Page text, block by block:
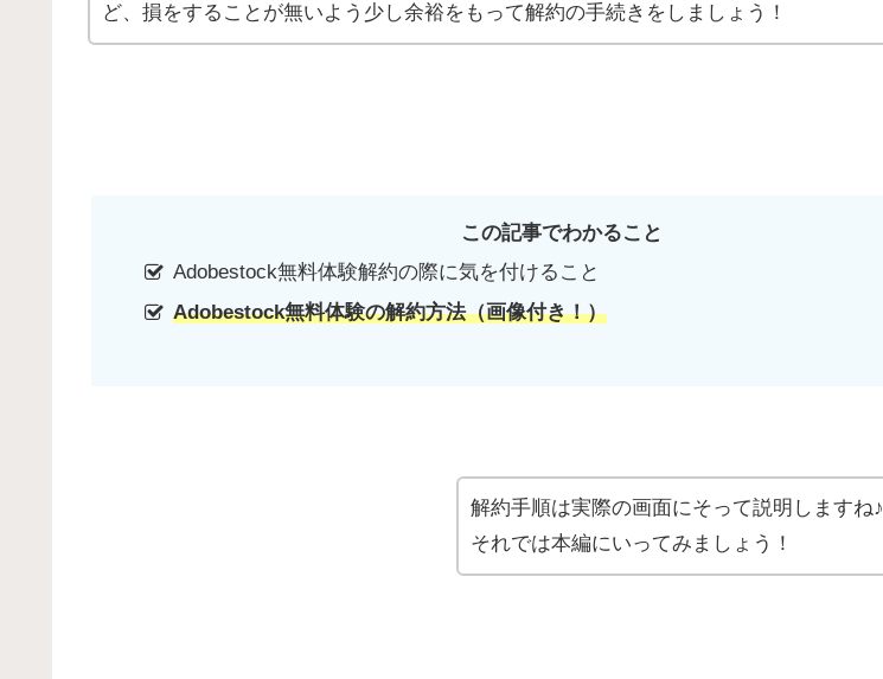
ど、損をすることが無いよう少し余裕をもって解約の手続きをしましょう！
この記事でわかること
Adobestock無料体験解約の際に気を付けること
Adobestock無料体験の解約方法（画像付き！）
解約手順は実際の画面にそって説明しますね♪
それでは本編にいってみましょう！